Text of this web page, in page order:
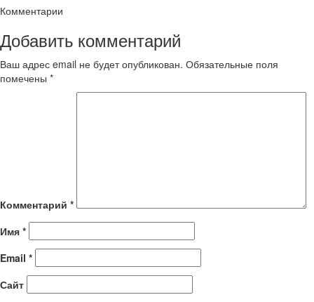
Комментарии
Добавить комментарий
Ваш адрес email не будет опубликован. Обязательные поля
помечены *
Комментарий *
Имя *
Email *
Сайт